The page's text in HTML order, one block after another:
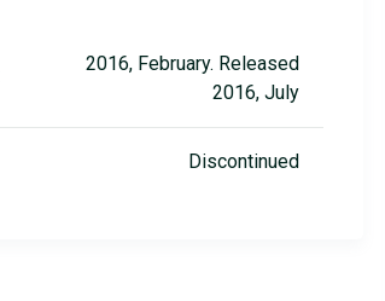
2016, February. Released
2016, July
Discontinued